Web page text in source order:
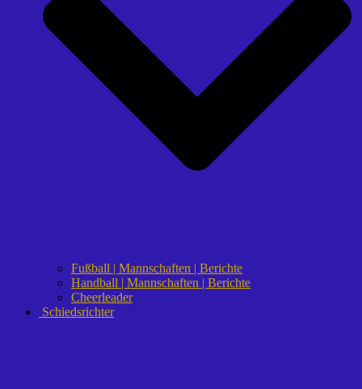
Fußball | Mannschaften | Berichte
Handball | Mannschaften | Berichte
Cheerleader
Schiedsrichter